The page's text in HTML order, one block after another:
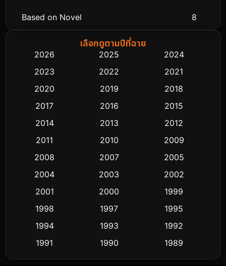
Based on Novel 8
Biography ชีวิตจริง
Classic หนังคลาสสิก
Comedy ตลก 453
Crime อาชญากรรม 530
Cult Film
Dance เต้น
Detective สืบสวน
เลือกดูตามปีที่ฉาย
2026 2025
2024
2023
2022
2021
2020
2019
2018
2017
2016
2015
2014
2013
2012
2011
2010
2009
2008
2007
2005
2004
2003
2002
2001
2000
1999
1998
1997
1995
1994
1993
1992
1991
1990
1989
1988
1986
1985